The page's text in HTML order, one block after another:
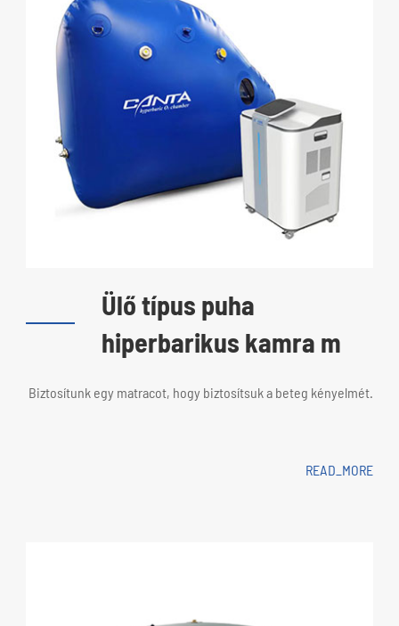
Ülő típus puha
hiperbarikus kamra m
Biztosítunk egy matracot, hogy biztosítsuk a beteg kényelmét.
READ_MORE